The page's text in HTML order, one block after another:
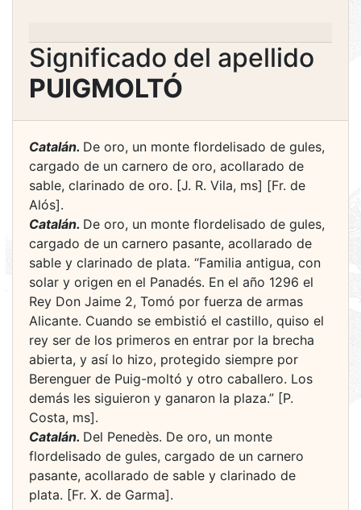
Significado del apellido
PUIGMOLTÓ
Catalán. De oro, un monte flordelisado de gules,
cargado de un carnero de oro, acollarado de
sable, clarinado de oro. [J. R. Vila, ms] [Fr. de
Alós].
Catalán. De oro, un monte flordelisado de gules,
cargado de un carnero pasante, acollarado de
sable y clarinado de plata. “Familia antigua, con
solar y origen en el Panadés. En el año 1296 el
Rey Don Jaime 2, Tomó por fuerza de armas
Alicante. Cuando se embistió el castillo, quiso el
rey ser de los primeros en entrar por la brecha
abierta, y así lo hizo, protegido siempre por
Berenguer de Puig-moltó y otro caballero. Los
demás les siguieron y ganaron la plaza.” [P.
Costa, ms].
Catalán. Del Penedès. De oro, un monte
flordelisado de gules, cargado de un carnero
pasante, acollarado de sable y clarinado de
plata. [Fr. X. de Garma].